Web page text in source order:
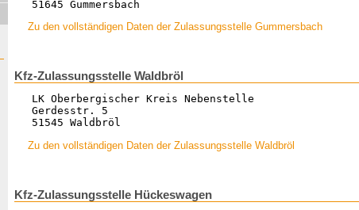
51645 Gummersbach
Zu den vollständigen Daten der Zulassungsstelle Gummersbach
Kfz-Zulassungsstelle Waldbröl
LK Oberbergischer Kreis Nebenstelle
Gerdesstr. 5
51545 Waldbröl
Zu den vollständigen Daten der Zulassungsstelle Waldbröl
Kfz-Zulassungsstelle Hückeswagen